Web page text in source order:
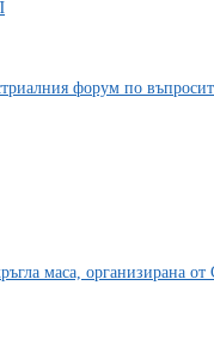
форум по
кръгла маса,